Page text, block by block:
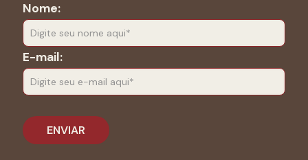
Nome:
E-mail: